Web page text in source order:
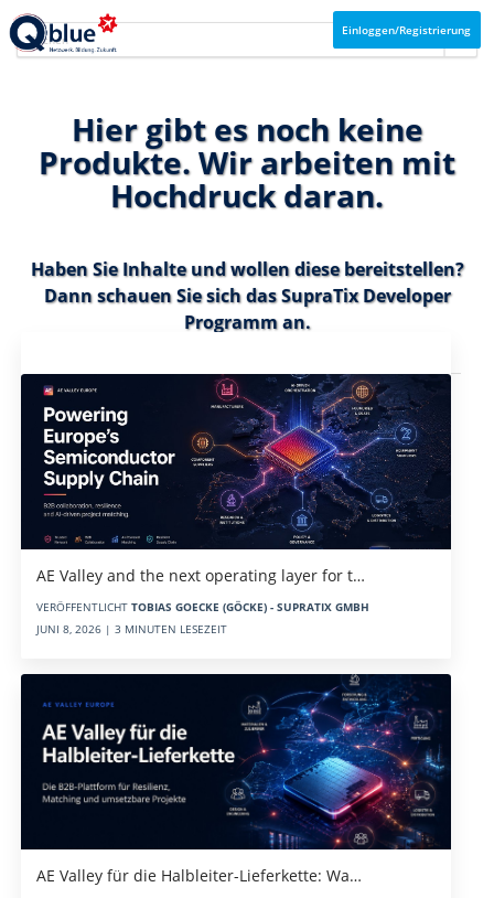
Einloggen/Registrierung
Hier gibt es noch keine
Produkte. Wir arbeiten mit
Hochdruck daran.
Haben Sie Inhalte und wollen diese bereitstellen?
Dann schauen Sie sich dasSupraTix Developer
Programman.
AE Valley and the next operating layer for t…
VERÖFFENTLICHT TOBIAS GOECKE (GÖCKE) - SUPRATIX GMBH
JUNI 8, 2026 | 3 MINUTEN LESEZEIT
AE Valley für die Halbleiter-Lieferkette: Wa…